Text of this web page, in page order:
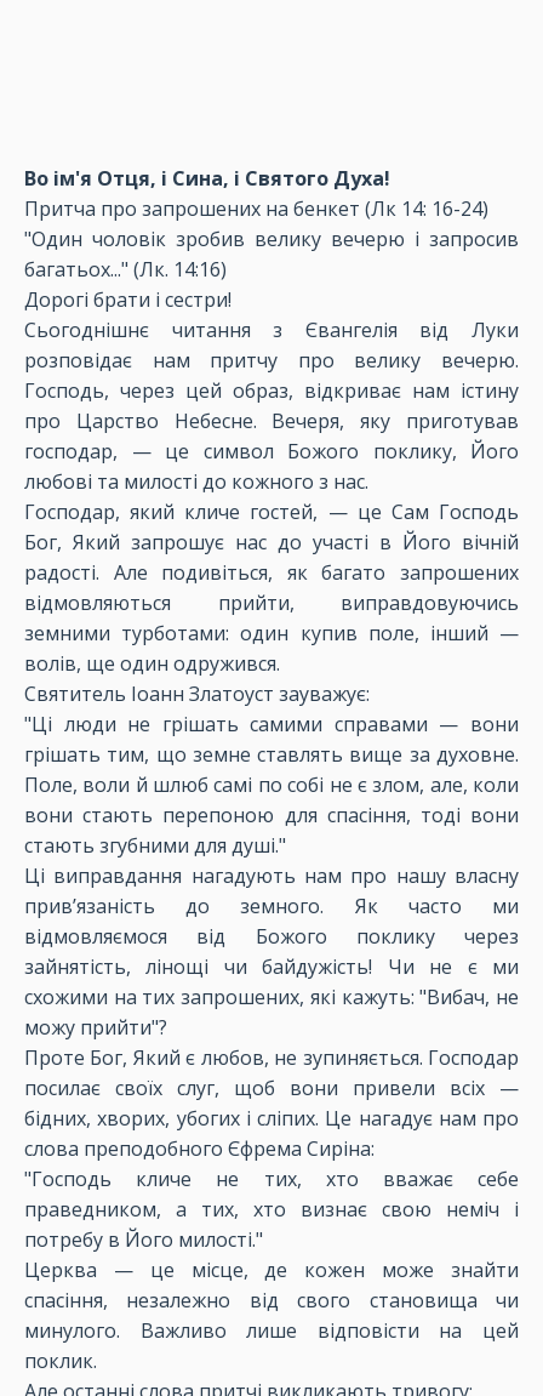
Во ім'я Отця, і Сина, і Святого Духа!
Притча про запрошених на бенкет (Лк 14: 16-24)
"Один чоловік зробив велику вечерю і запросив
багатьох..." (Лк. 14:16)
Дорогі брати і сестри!
Сьогоднішнє читання з Євангелія від Луки
розповідає нам притчу про велику вечерю.
Господь, через цей образ, відкриває нам істину
про Царство Небесне. Вечеря, яку приготував
господар, — це символ Божого поклику, Його
любові та милості до кожного з нас.
Господар, який кличе гостей, — це Сам Господь
Бог, Який запрошує нас до участі в Його вічній
радості. Але подивіться, як багато запрошених
відмовляються прийти, виправдовуючись
земними турботами: один купив поле, інший —
волів, ще один одружився.
Святитель Іоанн Златоуст зауважує:
"Ці люди не грішать самими справами — вони
грішать тим, що земне ставлять вище за духовне.
Поле, воли й шлюб самі по собі не є злом, але, коли
вони стають перепоною для спасіння, тоді вони
стають згубними для душі."
Ці виправдання нагадують нам про нашу власну
прив’язаність до земного. Як часто ми
відмовляємося від Божого поклику через
зайнятість, лінощі чи байдужість! Чи не є ми
схожими на тих запрошених, які кажуть: "Вибач, не
можу прийти"?
Проте Бог, Який є любов, не зупиняється. Господар
посилає своїх слуг, щоб вони привели всіх —
бідних, хворих, убогих і сліпих. Це нагадує нам про
слова преподобного Єфрема Сиріна:
"Господь кличе не тих, хто вважає себе
праведником, а тих, хто визнає свою неміч і
потребу в Його милості."
Церква — це місце, де кожен може знайти
спасіння, незалежно від свого становища чи
минулого. Важливо лише відповісти на цей
поклик.